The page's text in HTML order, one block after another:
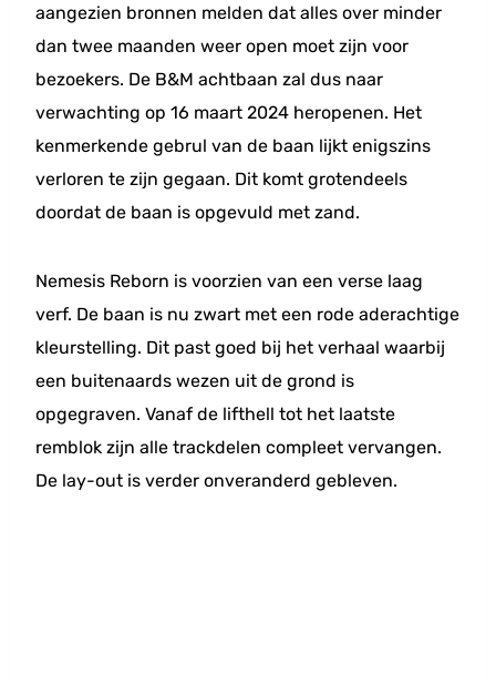
aangezien bronnen melden dat alles over minder
dan twee maanden weer open moet zijn voor
bezoekers. De B&M achtbaan zal dus naar
verwachting op 16 maart 2024 heropenen. Het
kenmerkende gebrul van de baan lijkt enigszins
verloren te zijn gegaan. Dit komt grotendeels
doordat de baan is opgevuld met zand.
Nemesis Reborn is voorzien van een verse laag
verf. De baan is nu zwart met een rode aderachtige
kleurstelling. Dit past goed bij het verhaal waarbij
een buitenaards wezen uit de grond is
opgegraven. Vanaf de lifthell tot het laatste
remblok zijn alle trackdelen compleet vervangen.
De lay-out is verder onveranderd gebleven.